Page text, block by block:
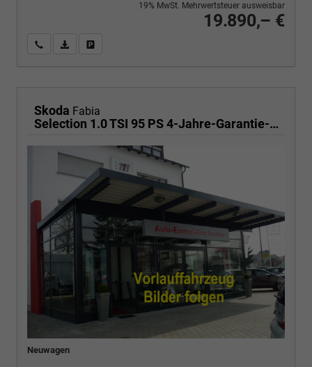
19.890,– €
19% MwSt. Mehrwertsteuer ausweisbar
Wir rufen Sie anPDF-Fahrzeugexposé drucken
Skoda Fabia
Selection 1.0 TSI 95 PS 4-Jahre-Garantie-AppleCarPlay-AndroidAuto-LED-PDC-Sitzheizung-DAB-Klima
Neuwagen